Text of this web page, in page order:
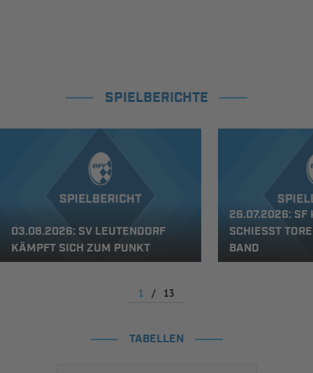
SPIELBERICHTE
03.08.2026: SV LEUTENDORF
KÄMPFT SICH ZUM PUNKT
26.07.2026: SF
SCHIESST
AND
1 / 13
TABELLEN